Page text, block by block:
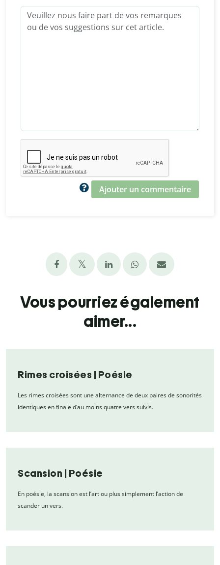
Ajouter un commentaire
Vous pourriez également
aimer...
Rimes croisées | Poésie
Les rimes croisées sont une alternance de deux paires de sonorités
identiques en finale d’au moins quatre vers suivis.
Scansion | Poésie
En poésie, la scansion est l’art ou plus simplement l’action de
scander un vers.